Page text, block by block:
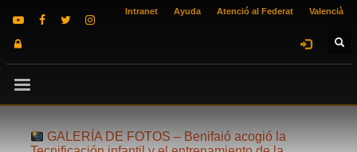
Intranet Ayuda Atenció al Federat Valencià
GALERÍA DE FOTOS – Benifaió acogió la